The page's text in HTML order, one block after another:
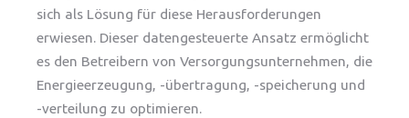
sich als Lösung für diese Herausforderungen
erwiesen. Dieser datengesteuerte Ansatz ermöglicht
es den Betreibern von Versorgungsunternehmen, die
Energieerzeugung, -übertragung, -speicherung und
-verteilung zu optimieren.